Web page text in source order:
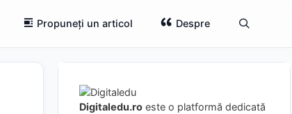
Propuneți un articol Despre
Digitaledu.ro este o platformă dedicată